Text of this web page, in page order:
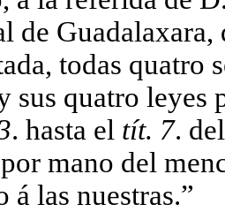
de Guadalaxara,
todas quatro
sus quatro leyes
. hasta el tít. 7.
mano del
á las nuestras.”